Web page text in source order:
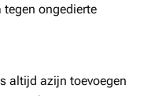
tegen ongedierte
altijd azijn toevoegen